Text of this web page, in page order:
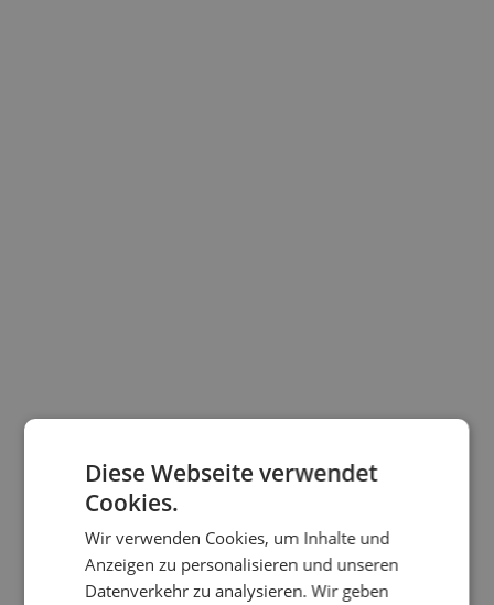
Diese Webseite verwendet
Cookies.
Wir verwenden Cookies, um Inhalte und
Anzeigen zu personalisieren und unseren
Datenverkehr zu analysieren. Wir geben